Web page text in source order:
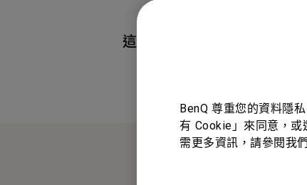
BenQ 尊重您的資料隱
有 Cookie」來同意，
需更多資訊，請參閱我
這篇文章是否對您有幫助?